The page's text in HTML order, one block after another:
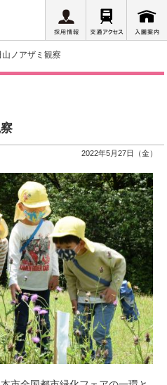
ノアザミ観察
2022年5月27日（金）